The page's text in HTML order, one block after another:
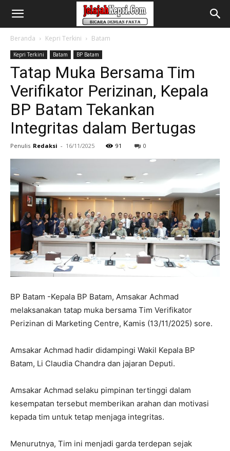
Beranda Kepri Terkini Batam
Kepri Terkini Batam BP Batam
Tatap Muka Bersama Tim
Verifikator Perizinan, Kepala
BP Batam Tekankan
Integritas dalam Bertugas
Penulis Redaksi - 16/11/2025 91 0
BP Batam -Kepala BP Batam, Amsakar Achmad
melaksanakan tatap muka bersama Tim Verifikator
Perizinan di Marketing Centre, Kamis (13/11/2025) sore.
Amsakar Achmad hadir didampingi Wakil Kepala BP
Batam, Li Claudia Chandra dan jajaran Deputi.
Amsakar Achmad selaku pimpinan tertinggi dalam
kesempatan tersebut memberikan arahan dan motivasi
kepada tim untuk tetap menjaga integritas.
Menurutnya, Tim ini menjadi garda terdepan sejak